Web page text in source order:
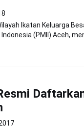
Ikatan Keluarga
(PMII) Aceh,